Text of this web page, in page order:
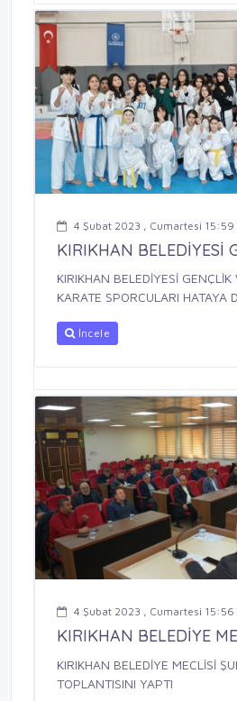
4 Şubat 2023 , Cumartesi 15:59
KIRIKHAN BELEDİYESİ
KIRIKHAN BELEDİYESİ
KARATE SPORCULARI HATAYA
İncele
4 Şubat 2023 , Cumartesi 15:56
KIRIKHAN BELEDİYE
KIRIKHAN BELEDİYE MECLİSİ
TOPLANTISINI YAPTI